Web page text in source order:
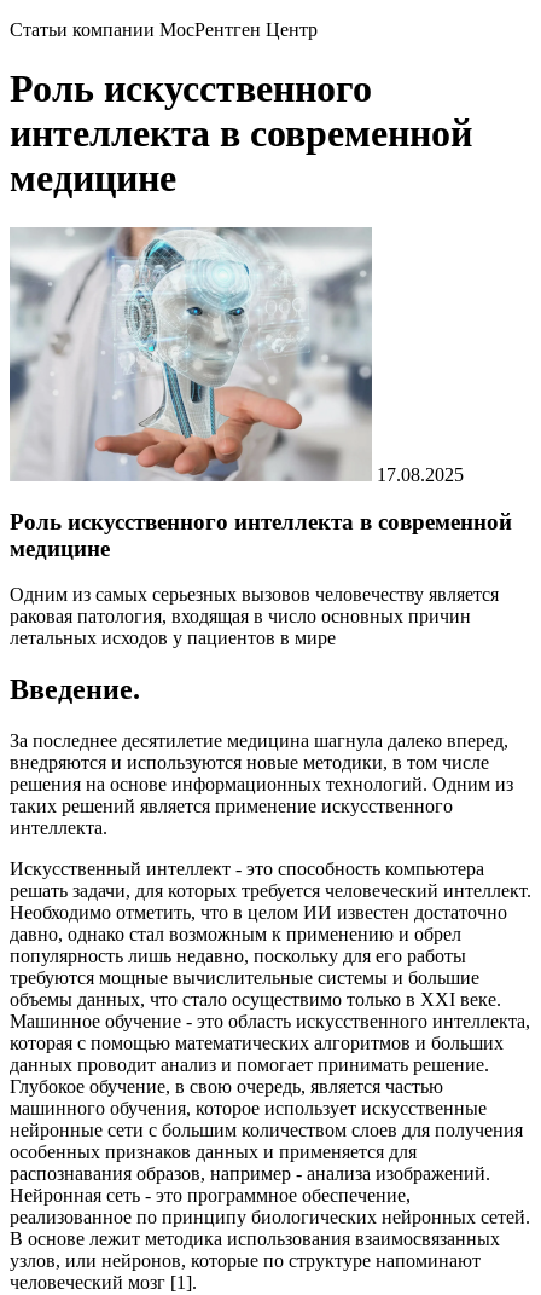
Статьи компании МосРентген Центр
Роль искусственного
интеллекта в современной
медицине
17.08.2025
Роль искусственного интеллекта в современной
медицине
Одним из самых серьезных вызовов человечеству является
раковая патология, входящая в число основных причин
летальных исходов у пациентов в мире
Введение.
За последнее десятилетие медицина шагнула далеко вперед,
внедряются и используются новые методики, в том числе
решения на основе информационных технологий. Одним из
таких решений является применение искусственного
интеллекта.
Искусственный интеллект - это способность компьютера
решать задачи, для которых требуется человеческий интеллект.
Необходимо отметить, что в целом ИИ известен достаточно
давно, однако стал возможным к применению и обрел
популярность лишь недавно, поскольку для его работы
требуются мощные вычислительные системы и большие
объемы данных, что стало осуществимо только в XXI веке.
Машинное обучение - это область искусственного интеллекта,
которая с помощью математических алгоритмов и больших
данных проводит анализ и помогает принимать решение.
Глубокое обучение, в свою очередь, является частью
машинного обучения, которое использует искусственные
нейронные сети с большим количеством слоев для получения
особенных признаков данных и применяется для
распознавания образов, например - анализа изображений.
Нейронная сеть - это программное обеспечение,
реализованное по принципу биологических нейронных сетей.
В основе лежит методика использования взаимосвязанных
узлов, или нейронов, которые по структуре напоминают
человеческий мозг [1].